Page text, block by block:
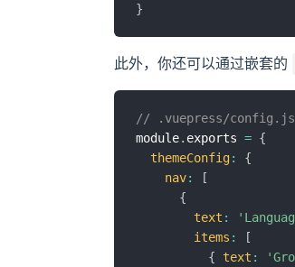
}
此外，你还可以通过嵌套的
// .vuepress/config.js
module. exports = {
themeConfig:
{
nav:
[
{
text :
items :
[
{
text :